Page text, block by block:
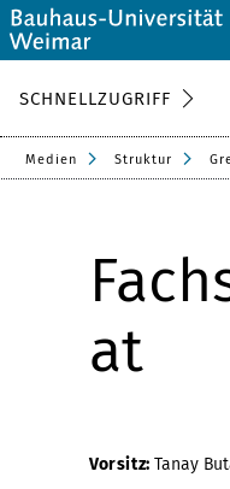
SCHNELLZUGRIFF
Medien Struktur
at
Vorsitz:Tanay